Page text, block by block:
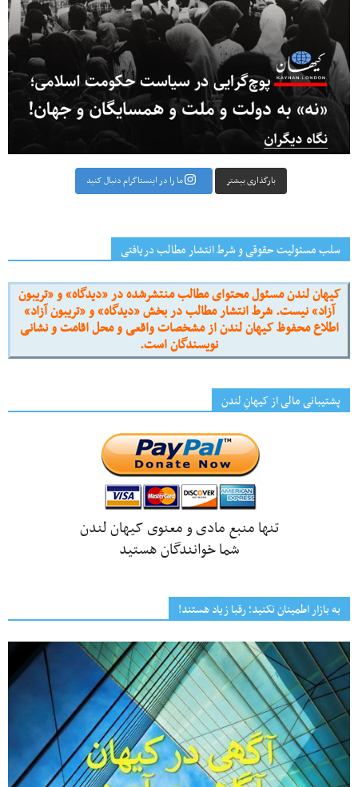
بارگذاری بیشتر ما را در اینستاگرام دنبال کنید
سلب مسئولیت حقوقی و شرط انتشار مطالب دریافتی
کیهان لندن مسئول محتوای مطالب منتشرشده در «دیدگاه» و «تریبون
آزاد» نیست. شرط انتشار مطالب در بخش «دیدگاه» و «تریبون آزاد»
اطلاع محفوظ کیهان لندن از مشخصات واقعی و محل اقامت و نشانی
نویسندگان است.
پشتیبانی مالی از کیهانِ لندن
تنها منبع مادی و معنوی کیهان لندن
شما خوانندگان هستید
به بازار اطمینان نکنید؛ رقبا زیاد هستند!